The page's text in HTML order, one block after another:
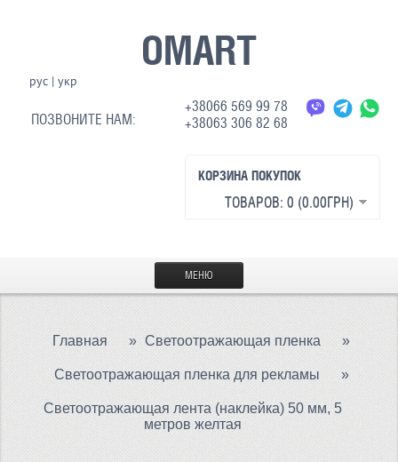
OMART
рус| укр
ПОЗВОНИТЕ НАМ:
+38066 569 99 78
+38063 306 82 68
КОРЗИНА ПОКУПОК
ТОВАРОВ: 0 (0.00ГРН)
МЕНЮ
МАТЕРИАЛЫ
СВЕТООТРАЖАЮЩАЯ ТКАНЬ
ТЕРМОХРОМНАЯ ТКАНЬ
Главная » Светоотражающая пленка »
Светоотражающая пленка для рекламы »
Светоотражающая лента (наклейка) 50 мм, 5
метров желтая